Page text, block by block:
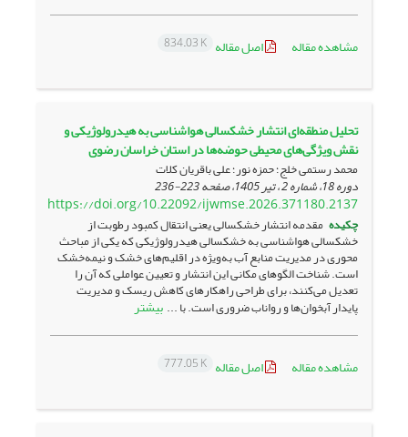
مشاهده مقاله اصل مقاله 834.03 K
تحلیل منطقه‌‌ای انتشار خشکسالی هواشناسی به هیدرولوژیکی و
نقش ویژگی‌‌های محیطی حوضه‌‌ها در استان خراسان رضوی
محمد رستمی خلج؛ حمزه نور؛ علی باقریان کلات
دوره 18، شماره 2 ، تیر 1405، صفحه 223-236
https://doi.org/10.22092/ijwmse.2026.371180.2137
چکیده مقدمه انتشار خشکسالی یعنی انتقال کمبود رطوبت از
خشکسالی هواشناسی به خشکسالی هیدرولوژیکی که یکی از مباحث
محوری در مدیریت منابع آب به‌‌ویژه در اقلیم‌‌های خشک و نیمه‌‌خشک
است. شناخت الگوهای مکانی این انتشار و تعیین عواملی که آن را
تعدیل می‌‌کنند، برای طراحی راهکارهای کاهش ریسک و مدیریت
پایدار آبخوان‌‌ها و رواناب ضروری است. با ... بیشتر
مشاهده مقاله اصل مقاله 777.05 K